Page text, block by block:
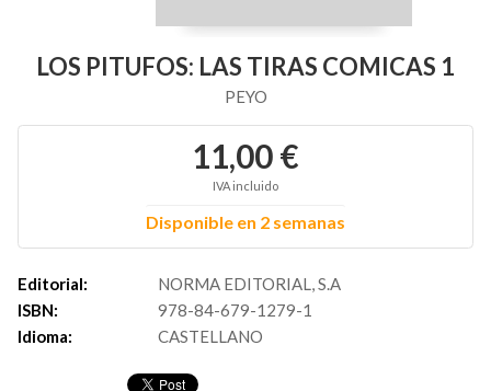
LOS PITUFOS: LAS TIRAS COMICAS 1
PEYO
11,00 €
IVA incluido
Disponible en 2 semanas
Editorial:
NORMA EDITORIAL, S.A
ISBN:
978-84-679-1279-1
Idioma:
CASTELLANO